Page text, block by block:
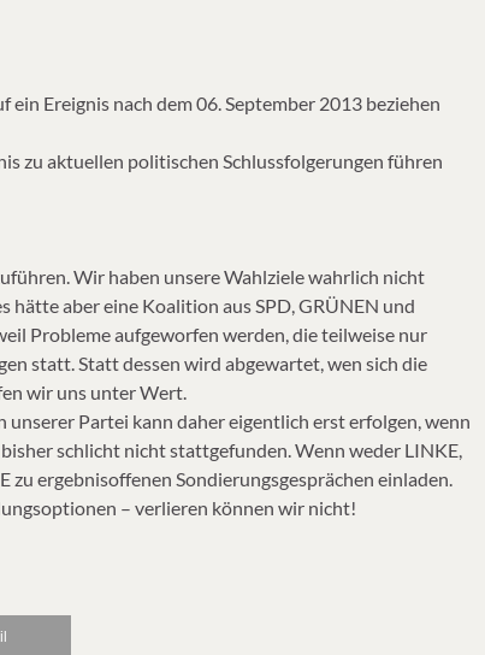
Ereignis nach dem 06. September 2013 beziehen
zu aktuellen politischen Schlussfolgerungen führen
Wir haben unsere Wahlziele wahrlich nicht
aber eine Koalition aus SPD, GRÜNEN und
Probleme aufgeworfen werden, die teilweise nur
statt. Statt dessen wird abgewartet, wen sich die
wir uns unter Wert.
Partei kann daher eigentlich erst erfolgen, wenn
schlicht nicht stattgefunden. Wenn weder LINKE,
ergebnisoffenen Sondierungsgesprächen einladen.
– verlieren können wir nicht!